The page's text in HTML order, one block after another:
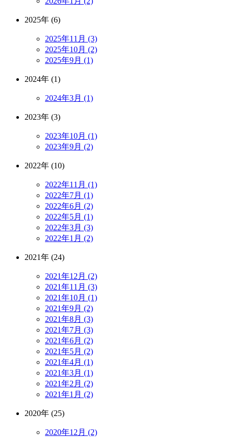
2025年 (6)
2025年11月 (3)
2025年10月 (2)
2025年9月 (1)
2024年 (1)
2024年3月 (1)
2023年 (3)
2023年10月 (1)
2023年9月 (2)
2022年 (10)
2022年11月 (1)
2022年7月 (1)
2022年6月 (2)
2022年5月 (1)
2022年3月 (3)
2022年1月 (2)
2021年 (24)
2021年12月 (2)
2021年11月 (3)
2021年10月 (1)
2021年9月 (2)
2021年8月 (3)
2021年7月 (3)
2021年6月 (2)
2021年5月 (2)
2021年4月 (1)
2021年3月 (1)
2021年2月 (2)
2021年1月 (2)
2020年 (25)
2020年12月 (2)